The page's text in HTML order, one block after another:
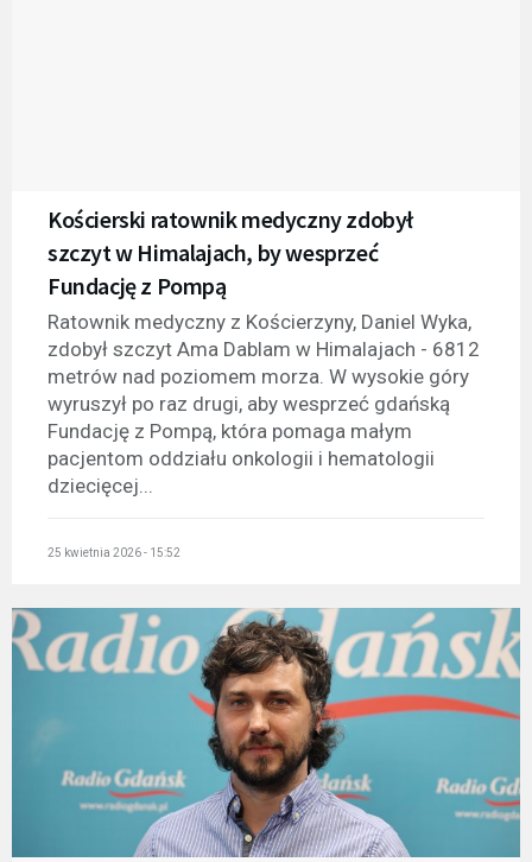
Kościerski ratownik medyczny zdobył
szczyt w Himalajach, by wesprzeć
Fundację z Pompą
Ratownik medyczny z Kościerzyny, Daniel Wyka,
zdobył szczyt Ama Dablam w Himalajach - 6812
metrów nad poziomem morza. W wysokie góry
wyruszył po raz drugi, aby wesprzeć gdańską
Fundację z Pompą, która pomaga małym
pacjentom oddziału onkologii i hematologii
dziecięcej...
25 kwietnia 2026 - 15:52